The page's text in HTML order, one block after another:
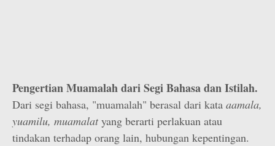
Pengertian Muamalah dari Segi Bahasa dan Istilah.
Dari segi bahasa, "muamalah" berasal dari kata aamala,
yuamilu, muamalatyang berarti perlakuan atau
tindakan terhadap orang lain, hubungan kepentingan.